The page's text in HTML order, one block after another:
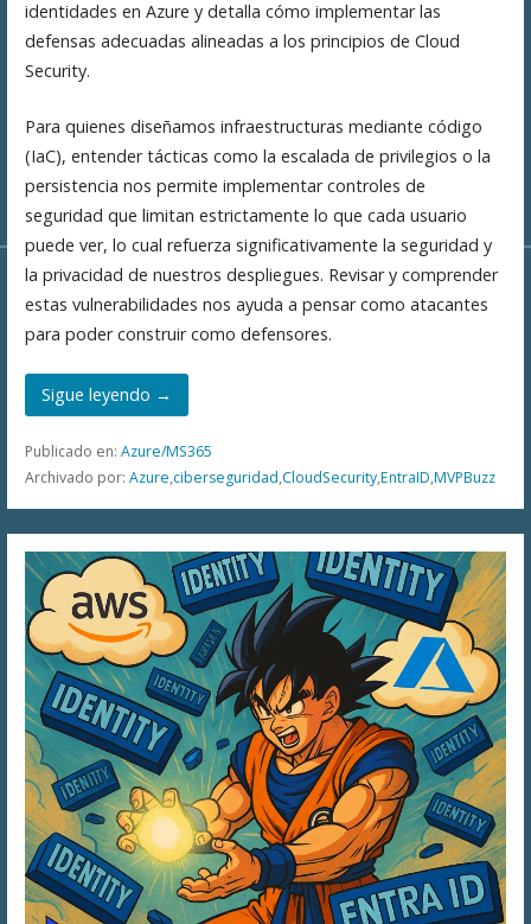
identidades en Azure y detalla cómo implementar las
defensas adecuadas alineadas a los principios de Cloud
Security.
Para quienes diseñamos infraestructuras mediante código
(IaC), entender tácticas como la escalada de privilegios o la
persistencia nos permite implementar controles de
seguridad que limitan estrictamente lo que cada usuario
puede ver, lo cual refuerza significativamente la seguridad y
la privacidad de nuestros despliegues. Revisar y comprender
estas vulnerabilidades nos ayuda a pensar como atacantes
para poder construir como defensores.
Sigue leyendo →
Publicado en: Azure/MS365
Archivado por: Azure,ciberseguridad,CloudSecurity,EntraID,MVPBuzz